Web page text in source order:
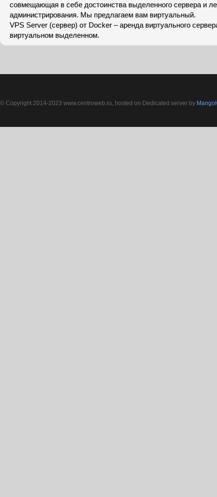
совмещающая в себе достоинства выделенного сервера и
администрирования. Мы предлагаем вам виртуальный.
VPS Server (сервер) от Docker – аренда виртуального
виртуальном выделенном.
© Copyright 2014-2023 www.centroweb.ru, hosted on Dedicated server by